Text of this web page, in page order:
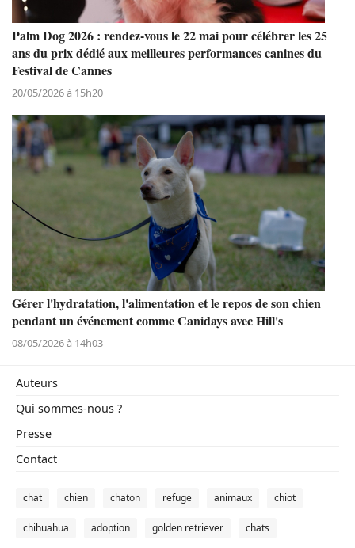
Palm Dog 2026 : rendez-vous le 22 mai pour célébrer les 25
ans du prix dédié aux meilleures performances canines du
Festival de Cannes
20/05/2026 à 15h20
Gérer l'hydratation, l'alimentation et le repos de son chien
pendant un événement comme Canidays avec Hill's
08/05/2026 à 14h03
Auteurs
Qui sommes-nous ?
Presse
Contact
chat chien chaton refuge animaux chiot
chihuahua adoption golden retriever chats